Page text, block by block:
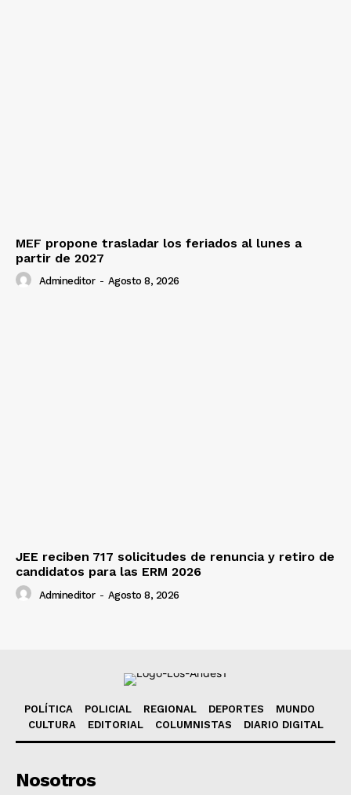
MEF propone trasladar los feriados al lunes a
partir de 2027
Admineditor - Agosto 8, 2026
JEE reciben 717 solicitudes de renuncia y retiro de
candidatos para las ERM 2026
Admineditor - Agosto 8, 2026
POLÍTICA POLICIAL REGIONAL DEPORTES
MUNDO
CULTURA
EDITORIAL COLUMNISTAS DIARIO DIGITAL
Nosotros